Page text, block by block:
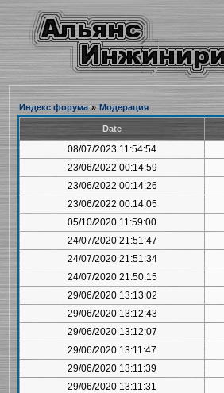
Индекс форума » Модерация
Date
08/07/2023 11:54:54
23/06/2022 00:14:59
23/06/2022 00:14:26
23/06/2022 00:14:05
05/10/2020 11:59:00
24/07/2020 21:51:47
24/07/2020 21:51:34
24/07/2020 21:50:15
29/06/2020 13:13:02
29/06/2020 13:12:43
29/06/2020 13:12:07
29/06/2020 13:11:47
29/06/2020 13:11:39
29/06/2020 13:11:31